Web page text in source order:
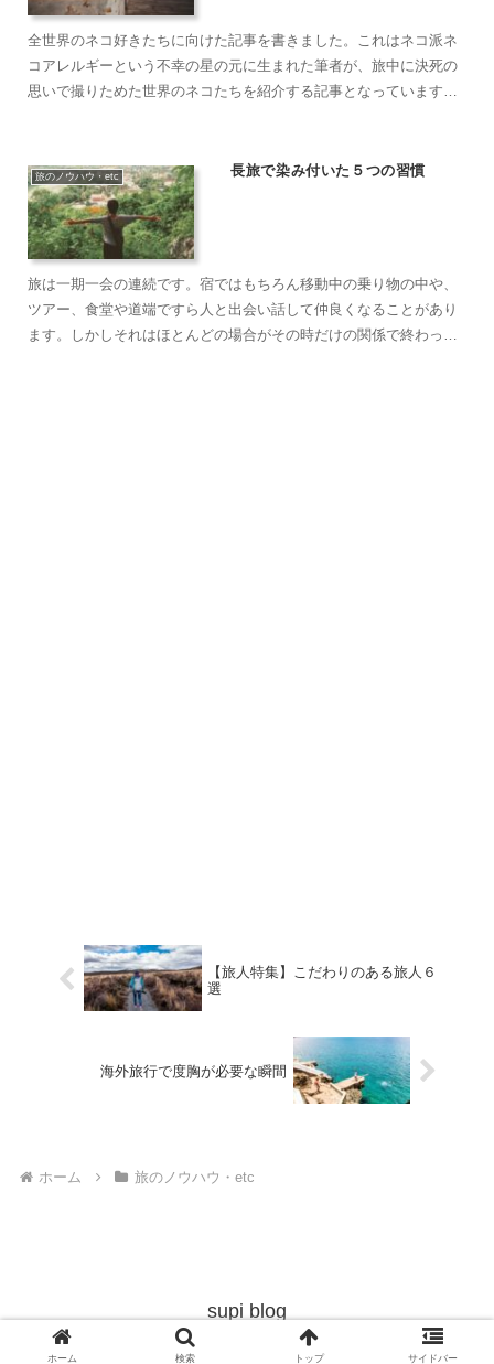
全世界のネコ好きたちに向けた記事を書きました。これはネコ派ネ
コアレルギーという不幸の星の元に生まれた筆者が、旅中に決死の
思いで撮りためた世界のネコたちを紹介する記事となっています。
術）、可愛さの4……
旅のノウハウ・etc 長旅で染み付いた５つの習慣
旅は一期一会の連続です。宿ではもちろん移動中の乗り物の中や、
ツアー、食堂や道端ですら人と出会い話して仲良くなることがあり
ます。しかしそれはほとんどの場合がその時だけの関係で終わって
【旅人特集】こだわりのある旅人６
選
海外旅行で度胸が必要な瞬間
ホーム 旅のノウハウ・etc
supi blog
© 2019 supi blog.
ホーム 検索 トップ サイドバー